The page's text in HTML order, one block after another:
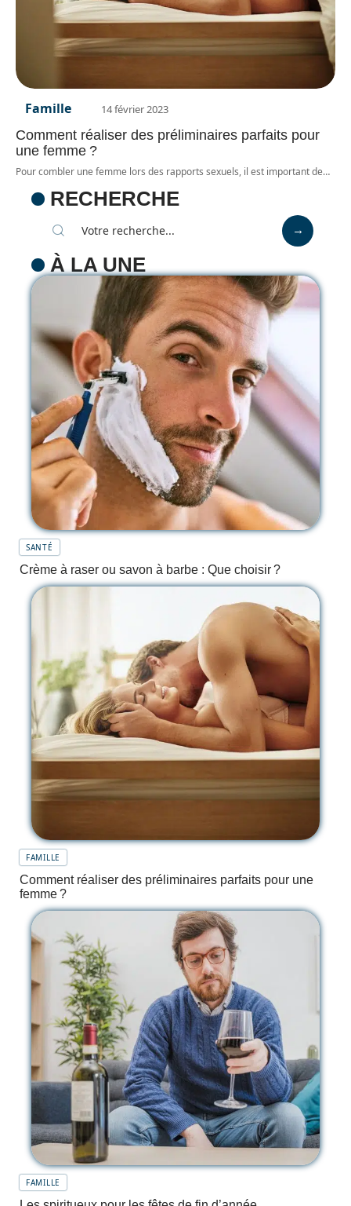
Famille 14 février 2023
Comment réaliser des préliminaires parfaits pour
une femme ?
Pour combler une femme lors des rapports sexuels, il est important de…
RECHERCHE
À LA UNE
SANTÉ
Crème à raser ou savon à barbe : Que choisir ?
FAMILLE
Comment réaliser des préliminaires parfaits pour une
femme ?
FAMILLE